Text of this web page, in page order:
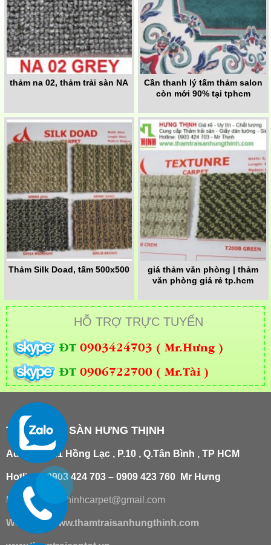
thảm na 02, thảm trải sàn NA
Cần thanh lý tấm thảm salon
còn mới 90% tại tphcm
Thảm Silk Doad, tấm 500x500
giá thảm văn phòng | thảm
văn phòng giá rẻ tp.hcm
HỖ TRỢ TRỰC TUYẾN
ĐT 0903424703 ( Mr.Hưng )
ĐT 0906722700 ( Mr.Tài )
THẢM TRẢI SÀN HƯNG THỊNH
Add : 181/21 Hồng Lạc , P.10 , Q.Tân Bình , TP HCM
Hotline : 0903 424 703 – 0909 423 760 Mr Hưng
Email : hungthinhcarpet@gmail.com
Website: www.thamtraisanhungthinh.com